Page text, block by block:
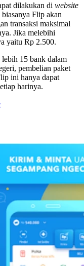
dilakukan di website
Flip akan
transaksi maksimal
Jika melebihi
yaitu Rp 2.500.
15 bank dalam
pembelian paket
ini hanya dapat
harinya.